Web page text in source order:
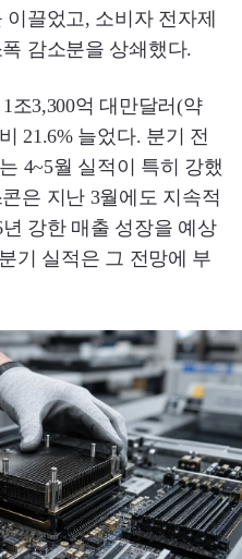
끌었고, 소비자 전자제
감소분을 상쇄했다.
조3,300억 대만달러(약
21.6% 늘었다. 분기 전
4~5월 실적이 특히 강했
은 지난 3월에도 지속적
강한 매출 성장을 예상
기 실적은 그 전망에 부